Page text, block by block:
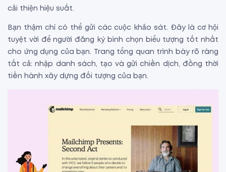
cải thiện hiệu suất.
Bạn thậm chí có thể gửi các cuộc khảo sát. Đây là cơ hội
tuyệt vời để người đăng ký bình chọn biểu tượng tốt nhất
cho ứng dụng của bạn. Trang tổng quan trình bày rõ ràng
tất cả: nhập danh sách, tạo và gửi chiến dịch, đồng thời
tiến hành xây dựng đối tượng của bạn.